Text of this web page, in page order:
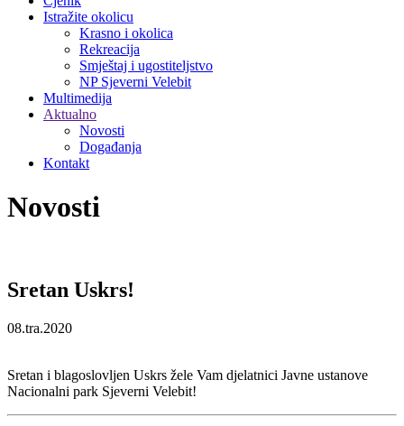
Istražite okolicu
Krasno i okolica
Rekreacija
Smještaj i ugostiteljstvo
NP Sjeverni Velebit
Multimedija
Aktualno
Novosti
Događanja
Kontakt
Novosti
Sretan Uskrs!
08.tra.2020
Sretan i blagoslovljen Uskrs žele Vam djelatnici Javne ustanove
Nacionalni park Sjeverni Velebit!